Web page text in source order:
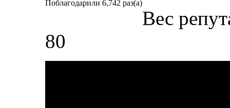
Поблагодарили 6,742 раз(а)
Вес
80